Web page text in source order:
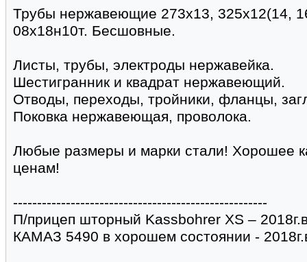
Трубы нержавеющие 273х13, 325х12(14,
08х18н10т. Бесшовные.
Листы, трубы, электроды нержавейка.
Шестигранник и квадрат нержавеющий.
Отводы, переходы, тройники, фланцы,
Поковка нержавеющая, проволока.
Любые размеры и марки стали! Хорошее
ценам!
-----------------------------------------------------
П/прицеп шторный Kassbohrer XS –
КАМАЗ 5490 в хорошем состоянии -